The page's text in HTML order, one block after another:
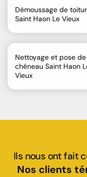
Démoussage de
Saint Haon Le Vieux
Nettoyage et pose de
chéneau Saint Haon
Vieux
Ils nous ont fait
Nos clients